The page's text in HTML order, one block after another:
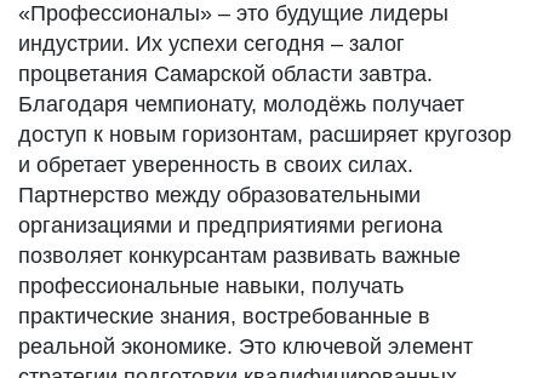
«Профессионалы» – это будущие лидеры
индустрии. Их успехи сегодня – залог
процветания Самарской области завтра.
Благодаря чемпионату, молодёжь получает
доступ к новым горизонтам, расширяет кругозор
и обретает уверенность в своих силах.
Партнерство между образовательными
организациями и предприятиями региона
позволяет конкурсантам развивать важные
профессиональные навыки, получать
практические знания, востребованные в
реальной экономике. Это ключевой элемент